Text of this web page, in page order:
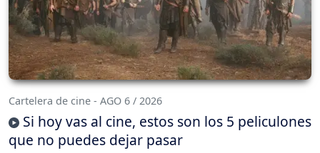
Cartelera de cine - AGO 6 / 2026
Si hoy vas al cine, estos son los 5 peliculones
que no puedes dejar pasar